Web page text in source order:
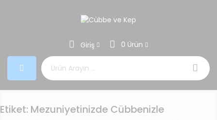
Giriş
0 Ürün
Etiket: Mezuniyetinizde Cübbenizle